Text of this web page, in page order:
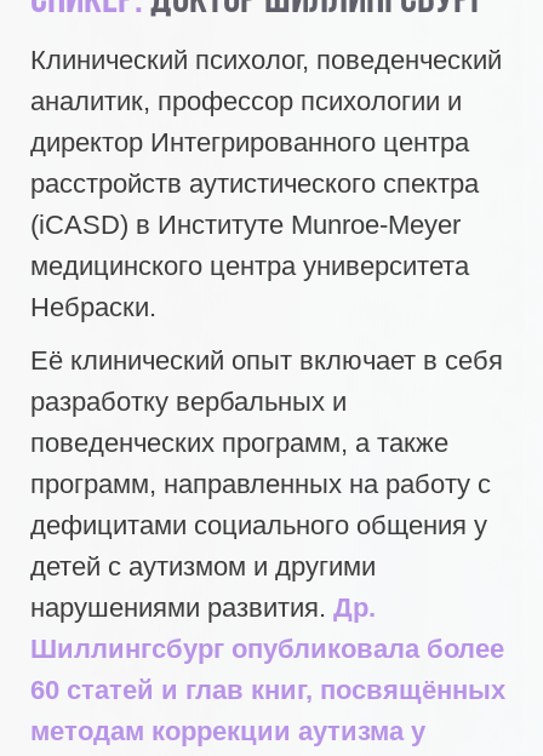
Клинический психолог, поведенческий
аналитик, профессор психологии и
директор Интегрированного центра
расстройств аутистического спектра
(iCASD) в Институте Munroe-Meyer
медицинского центра университета
Небраски.
Её клинический опыт включает в себя
разработку вербальных и
поведенческих программ, а также
программ, направленных на работу с
дефицитами социального общения у
детей с аутизмом и другими
нарушениями развития. Др.
Шиллингсбург опубликовала более
60 статей и глав книг, посвящённых
методам коррекции аутизма у